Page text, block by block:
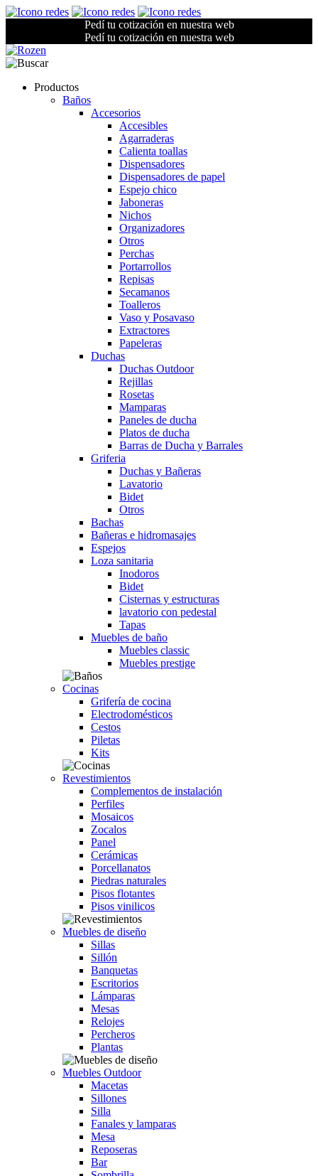
Pedí tu cotización en nuestra web
Pedí tu cotización en nuestra web
Productos
Baños
Accesorios
Accesibles
Agarraderas
Calienta toallas
Dispensadores
Dispensadores de papel
Espejo chico
Jaboneras
Nichos
Organizadores
Otros
Perchas
Portarrollos
Repisas
Secamanos
Toalleros
Vaso y Posavaso
Extractores
Papeleras
Duchas
Duchas Outdoor
Rejillas
Rosetas
Mamparas
Paneles de ducha
Platos de ducha
Barras de Ducha y Barrales
Griferia
Duchas y Bañeras
Lavatorio
Bidet
Otros
Bachas
Bañeras e hidromasajes
Espejos
Loza sanitaria
Inodoros
Bidet
Cisternas y estructuras
lavatorio con pedestal
Tapas
Muebles de baño
Muebles classic
Muebles prestige
Cocinas
Grifería de cocina
Electrodomésticos
Cestos
Piletas
Kits
Revestimientos
Complementos de instalación
Perfiles
Mosaicos
Zocalos
Panel
Cerámicas
Porcellanatos
Piedras naturales
Pisos flotantes
Pisos vinilicos
Muebles de diseño
Sillas
Sillón
Banquetas
Escritorios
Lámparas
Mesas
Relojes
Percheros
Plantas
Muebles Outdoor
Macetas
Sillones
Silla
Fanales y lamparas
Mesa
Reposeras
Bar